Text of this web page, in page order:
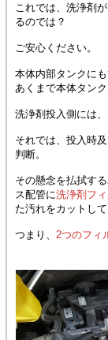
これでは、洗浄剤
るのでは？
ご安心ください。
本体内部タンクに
あくまで本体タンク
洗浄剤投入側には
それでは、投入時
判断。
その懸念を払拭す
ス配管に洗浄剤フ
た汚れをカットして
つまり、 2つのフィ